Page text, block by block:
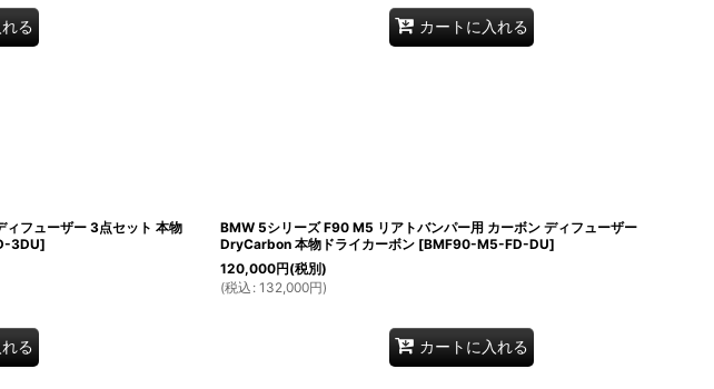
る カートに入れる
フューザー 3点セット 本物
3DU]
る
BMW 5シリーズ F90 M5 リアトバンパー用 カーボン ディフューザー
DryCarbon 本物ドライカーボン [BMF90-M5-FD-DU]
120,000円(税別)
(税込 : 132,000円)
カートに入れる